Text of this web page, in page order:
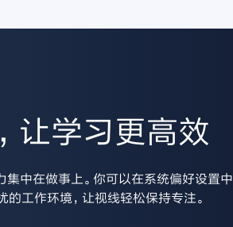
让学习更高效
中在做事上。你可以在系统偏好设置中
工作环境，让视线轻松保持专注。